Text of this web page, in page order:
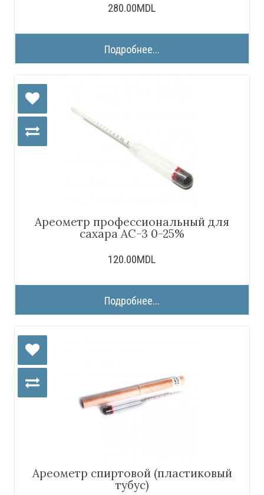
280.00MDL
Подробнее...
Ареометр профессиональный для
сахара АС-3 0-25%
120.00MDL
Подробнее...
Ареометр спиртовой (пластиковый
тубус)